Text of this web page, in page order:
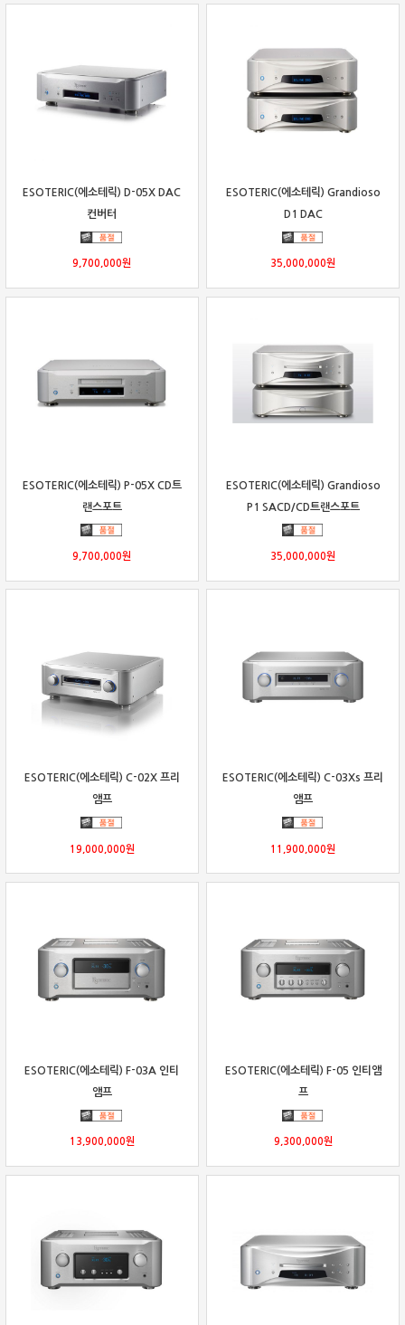
ESOTERIC(에소테릭) D-05X DAC
컨버터
9,700,000원
ESOTERIC(에소테릭) Grandioso
D1 DAC
35,000,000원
ESOTERIC(에소테릭) P-05X CD트
랜스포트
9,700,000원
ESOTERIC(에소테릭) Grandioso
P1 SACD/CD트랜스포트
35,000,000원
ESOTERIC(에소테릭) C-02X 프리
앰프
19,000,000원
ESOTERIC(에소테릭) C-03Xs 프리
앰프
11,900,000원
ESOTERIC(에소테릭) F-03A 인티
앰프
13,900,000원
ESOTERIC(에소테릭) F-05 인티앰
프
9,300,000원